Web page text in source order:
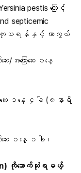
pestis ကြောင့်
septicemic
း ကုသရန်နှင့် ကာကွယ်
/အကြောဆေး ၁နေ့
ဆေး ၁နေ့ ၄ခါ (၈နာရီ
ေး ၁နေ့ ၁ခါ၊
ကိုသောက်သုံးရမယ့်